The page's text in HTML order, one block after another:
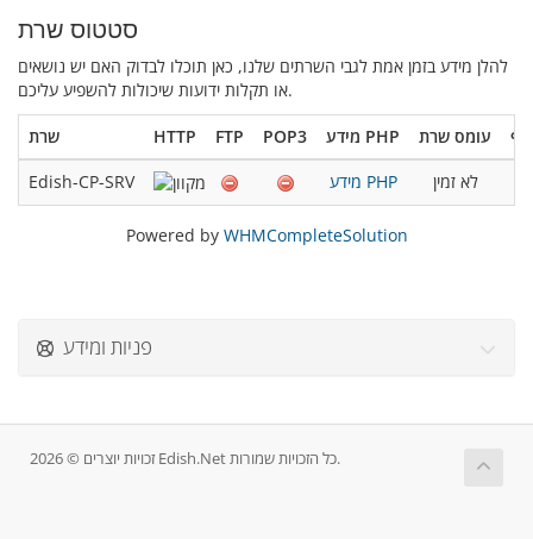
סטטוס שרת
להלן מידע בזמן אמת לגבי השרתים שלנו, כאן תוכלו לבדוק האם יש נושאים
או תקלות ידועות שיכולות להשפיע עליכם.
שרת HTTP FTP POP3 מידע PHP עומס שרת
Edish-CP-SRV
מידע PHP לא זמין
Powered by WHMCompleteSolution
פניות ומידע
זכויות יוצרים © 2026 Edish.Net כל הזכויות שמורות.